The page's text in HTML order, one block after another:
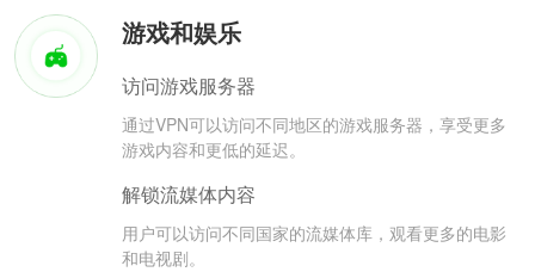
游戏和娱乐
访问游戏服务器
通过VPN可以访问不同地区的游戏服务器，享受更多
游戏内容和更低的延迟。
解锁流媒体内容
用户可以访问不同国家的流媒体库，观看更多的电影
和电视剧。